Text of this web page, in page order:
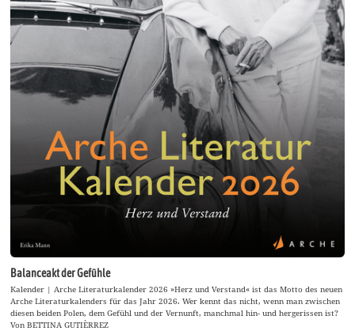
Balanceakt der Gefühle
Kalender | Arche Literaturkalender 2026 »Herz und Verstand« ist das Motto des neuen
Arche Literaturkalenders für das Jahr 2026. Wer kennt das nicht, wenn man zwischen
diesen beiden Polen, dem Gefühl und der Vernunft, manchmal hin- und hergerissen ist?
Von BETTINA GUTIÈRREZ